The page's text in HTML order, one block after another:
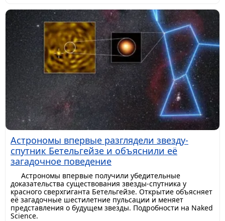
Астрономы впервые разглядели звезду-
спутник Бетельгейзе и объяснили её
загадочное поведение
Астрономы впервые получили убедительные
доказательства существования звезды-спутника у
красного сверхгиганта Бетельгейзе. Открытие объясняет
её загадочные шестилетние пульсации и меняет
представления о будущем звезды. Подробности на Naked
Science.